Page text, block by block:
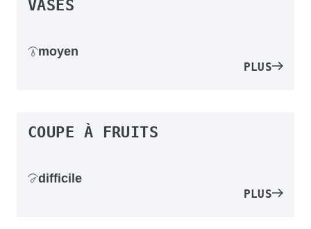
VASES
moyen
PLUS
COUPE À FRUITS
difficile
PLUS